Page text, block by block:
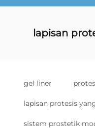
lapisan
gel liner
lapisan protesis
sistem prostetik